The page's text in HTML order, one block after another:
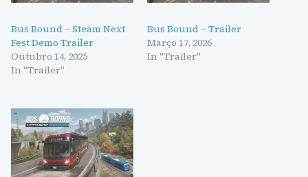
Bus Bound – Steam Next
Fest Demo Trailer
Outubro 14, 2025
In "Trailer"
Bus Bound – Trailer
Março 17, 2026
In "Trailer"